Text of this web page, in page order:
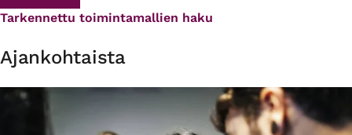
Tarkennettu toimintamallien haku
Ajankohtaista